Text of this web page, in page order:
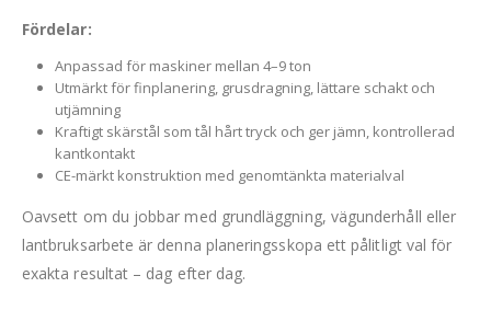
Fördelar:
Anpassad för maskiner mellan 4–9 ton
Utmärkt för finplanering, grusdragning, lättare schakt och
utjämning
Kraftigt skärstål som tål hårt tryck och ger jämn, kontrollerad
kantkontakt
CE-märkt konstruktion med genomtänkta materialval
Oavsett om du jobbar med grundläggning, vägunderhåll eller
lantbruksarbete är denna planeringsskopa ett pålitligt val för
exakta resultat – dag efter dag.